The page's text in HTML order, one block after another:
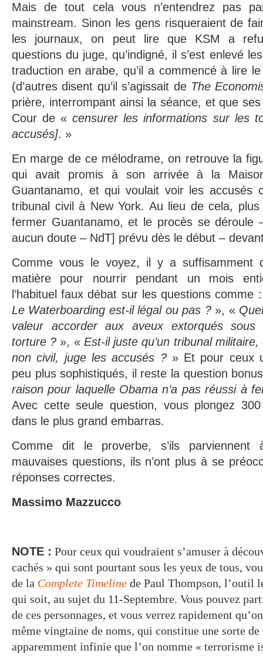
Mais de tout cela vous n’entendrez pas
mainstream. Sinon les gens risqueraient de
les journaux, on peut lire que KSM a
questions du juge, qu’indigné, il s’est enlevé
traduction en arabe, qu’il a commencé à lire
(d’autres disent qu’il s’agissait de The
prière, interrompant ainsi la séance, et que
Cour de «censurer les informations sur les
accusés]. »
En marge de ce mélodrame, on retrouve la
qui avait promis à son arrivée à la
Guantanamo, et qui voulait voir les accusés
tribunal civil à New York. Au lieu de cela,
fermer Guantanamo, et le procès se déroule
aucun doute – NdT] prévu dès le début –
Comme vous le voyez, il y a suffisamment
matière pour nourrir pendant un mois
l’habituel faux débat sur les questions comme
Le Waterboarding est-il légal ou pas ?», «
valeur accorder aux aveux extorqués sous
torture ? », « Est-il juste qu’un tribunal militaire,
non civil, juge les accusés ?» Et pour ceux
peu plus sophistiqués, il reste la question
raison pour laquelle Obama n’a pas réussi à
Avec cette seule question, vous plongez
dans le plus grand embarras.
Comme dit le proverbe, s’ils
mauvaises questions, ils n’ont plus à se
réponses correctes.
Massimo Mazzucco
NOTE : Pour ceux qui voudraient s’amuser à
cachés » qui sont pourtant sous les yeux de tous,
de la Complete Timeline de Paul Thompson, l’outil
qui soit, au sujet du 11-Septembre. Vous pouvez
de ces personnages, et vous verrez rapidement
même vingtaine de noms, qui constitue une sorte de
apparemment infinie que l’on nomme « terrorisme